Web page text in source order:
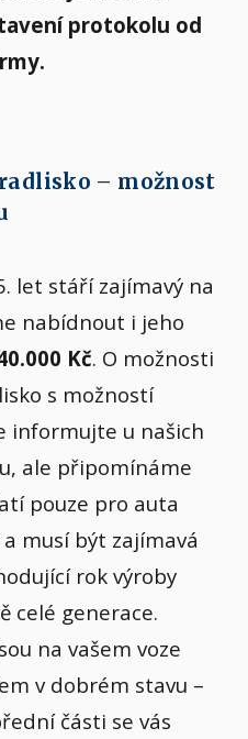
protokolu od
– možnost
let stáří zajímavý na
nabídnout i jeho
Kč. O možnosti
s možností
informujte u našich
ale připomínáme
pouze pro auta
musí být zajímavá
rok výroby
celé generace.
na vašem voze
v dobrém stavu –
části se vás